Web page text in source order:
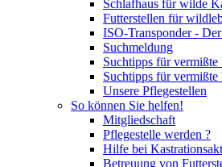
Schlafhaus für wilde
Futterstellen für
ISO-Transponder -
Suchmeldung
Suchtipps für vermißte
Suchtipps für vermißte
Unsere Pflegestellen
So können Sie helfen!
Mitgliedschaft
Pflegestelle werden ?
Hilfe bei
Betreuung von